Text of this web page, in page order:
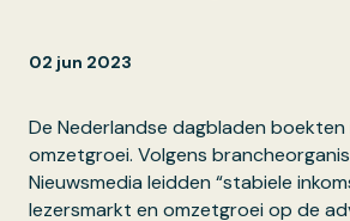
02 jun 2023
De Nederlandse dagbladen
omzetgroei. Volgens
Nieuwsmedia leidden “stabiele
lezersmarkt en omzetgroei op de